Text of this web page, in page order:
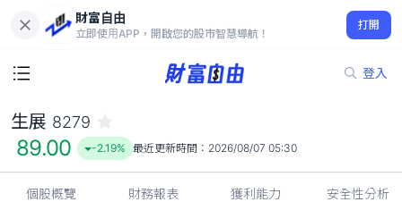
財富自由
立即使用APP，開啟您的股市智慧導航！
打開
登入
89.00
-2.19%
生展 8279
89.00 -2.19% 最近更新時間： 2026/08/07 05:30
個股概覽 財務報表 獲利能力 安全性分析